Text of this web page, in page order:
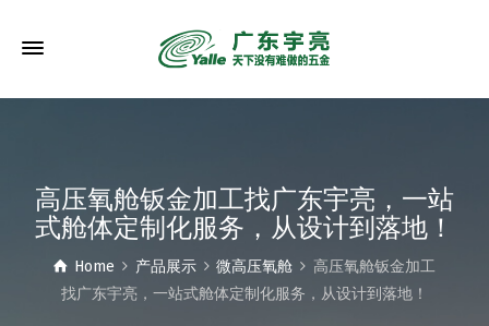
高压氧舱钣金加工找广东宇亮，一站
式舱体定制化服务，从设计到落地！
Home 产品展示 微高压氧舱
高压氧舱钣金加工
找广东宇亮，一站式舱体定制化服务，从设计到落地！